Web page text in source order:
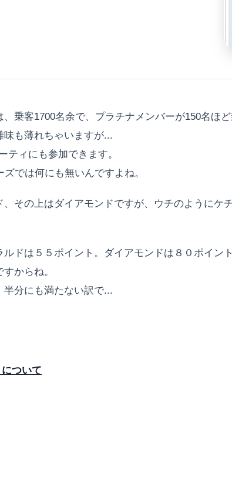
乗客1700名余で、プラチナメンバーが150名ほ
も薄れちゃいますが...
ティにも参加できます。
では何にも無いんですよね。
、その上はダイアモンドですが、ウチのように
ドは５５ポイント。ダイアモンドは８０ポイント
からね。
半分にも満たない訳で...
ついて